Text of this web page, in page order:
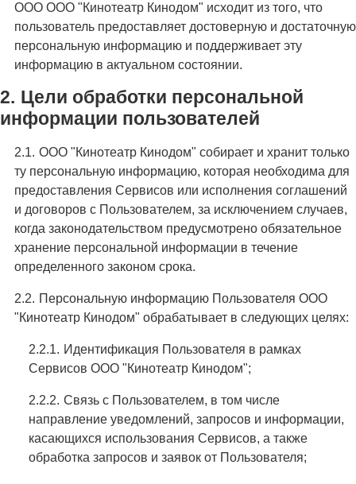
ООО ООО "Кинотеатр Кинодом" исходит из того, что
пользователь предоставляет достоверную и достаточную
персональную информацию и поддерживает эту
информацию в актуальном состоянии.
Цели обработки персональной
информации пользователей
ООО "Кинотеатр Кинодом" собирает и хранит только
ту персональную информацию, которая необходима для
предоставления Сервисов или исполнения соглашений
и договоров с Пользователем, за исключением случаев,
когда законодательством предусмотрено обязательное
хранение персональной информации в течение
определенного законом срока.
Персональную информацию Пользователя ООО
"Кинотеатр Кинодом" обрабатывает в следующих целях:
Идентификация Пользователя в рамках
Сервисов ООО "Кинотеатр Кинодом";
Связь с Пользователем, в том числе
направление уведомлений, запросов и информации,
касающихся использования Сервисов, а также
обработка запросов и заявок от Пользователя;